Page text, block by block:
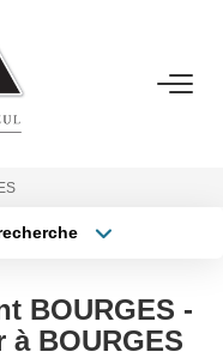
min
BOURGES -
BOURGES